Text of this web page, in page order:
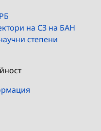
на СЗ на БАН
степени